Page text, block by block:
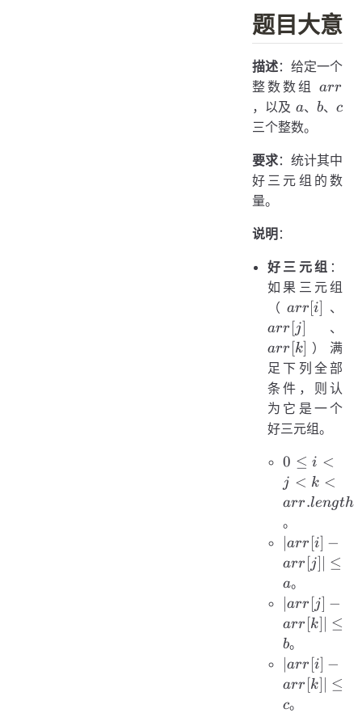
题目大意
描述：给定一个
整数数组arr
arr
，以及 a
a、 b
b、 c
c
三个整数。
要求：统计其中
好三元组的数
量。
说明：
好三元组 ：
如果三元组
（ arr[i]
arr[i] 、
arr [j] 、
arr [k] ）满
足下列全部
条件，则认
为它是一个
好三元组。
0 \le i < j
< k <
arr.length
0 ≤ i <
j < k <
arr.length
。
|
arr[i]
-
arr[j]
| \le
a
∣arr [i] −
arr [j]∣ ≤
a。
|
arr[j]
-
arr[k]
| \le
b
∣arr [j] −
arr [k]∣ ≤
b。
|
arr[i]
-
∣arr [i] −
arr [k]∣ ≤
c。